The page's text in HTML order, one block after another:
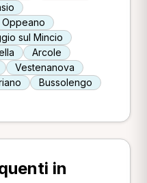
Oppeano
sul Mincio
Arcole
Vestenanova
Bussolengo
in